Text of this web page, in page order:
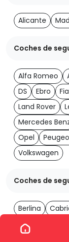
Alicante
Coches de
Alfa Romeo
DS
Ebro
Land Rover
Mercedes
Opel
Volkswagen
Coches de
Berlina
Monovolumen